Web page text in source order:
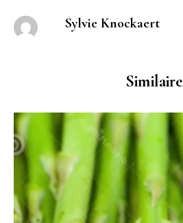
Sylvie Knockaert
Similaire